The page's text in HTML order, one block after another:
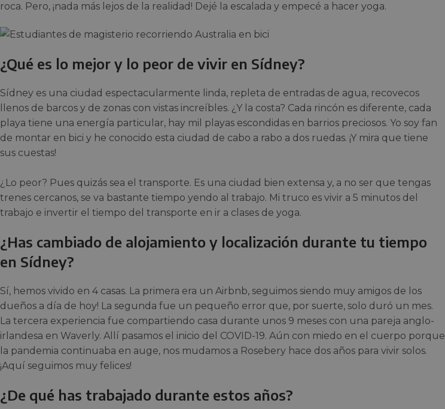
roca. Pero, ¡nada más lejos de la realidad! Dejé la escalada y empecé a hacer yoga.
¿Qué es lo mejor y lo peor de vivir en Sídney?
Sídney es una ciudad espectacularmente linda, repleta de entradas de agua, recovecos
llenos de barcos y de zonas con vistas increíbles. ¿Y la costa? Cada rincón es diferente, cada
playa tiene una energía particular, hay mil playas escondidas en barrios preciosos. Yo soy fan
de montar en bici y he conocido esta ciudad de cabo a rabo a dos ruedas. ¡Y mira que tiene
sus cuestas!
¿Lo peor? Pues quizás sea el transporte. Es una ciudad bien extensa y, a no ser que tengas
trenes cercanos, se va bastante tiempo yendo al trabajo. Mi truco es vivir a 5 minutos del
trabajo e invertir el tiempo del transporte en ir a clases de yoga.
¿Has cambiado de alojamiento y localización durante tu tiempo
en Sídney?
Sí, hemos vivido en 4 casas. La primera era un Airbnb, seguimos siendo muy amigos de los
dueños a día de hoy! La segunda fue un pequeño error que, por suerte, solo duró un mes.
La tercera experiencia fue compartiendo casa durante unos 9 meses con una pareja anglo-
irlandesa en Waverly. Allí pasamos el inicio del COVID-19. Aún con miedo en el cuerpo porque
la pandemia continuaba en auge, nos mudamos a Rosebery hace dos años para vivir solos.
¡Aquí seguimos muy felices!
¿De qué has trabajado durante estos años?